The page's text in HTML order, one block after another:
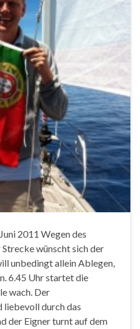
2011 Wegen des
wünscht sich der
unbedingt allein Ablegen,
6.45 Uhr startet die
wach. Der
durch das
der Eigner turnt auf dem